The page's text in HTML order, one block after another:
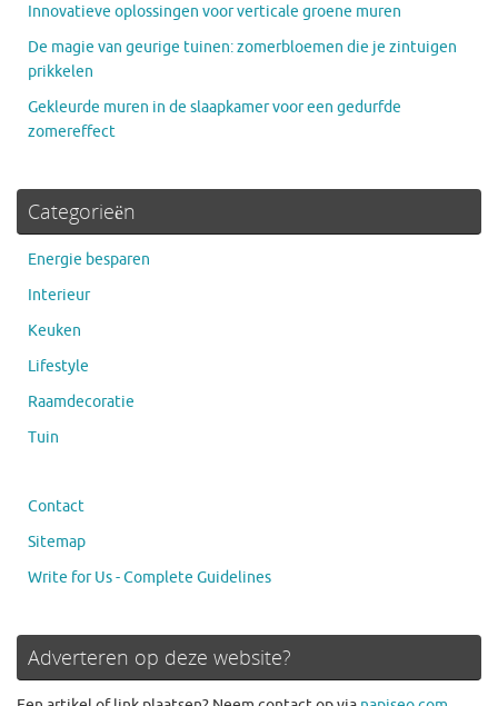
Innovatieve oplossingen voor verticale groene muren
De magie van geurige tuinen: zomerbloemen die je zintuigen
prikkelen
Gekleurde muren in de slaapkamer voor een gedurfde
zomereffect
Categorieën
Energie besparen
Interieur
Keuken
Lifestyle
Raamdecoratie
Tuin
Contact
Sitemap
Write for Us - Complete Guidelines
Adverteren op deze website?